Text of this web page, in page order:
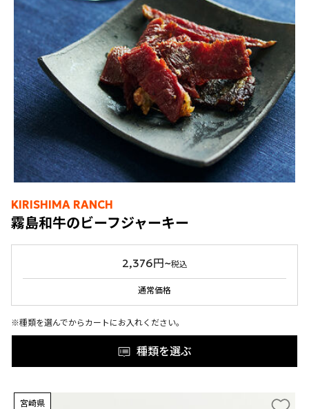
KIRISHIMA RANCH
霧島和牛のビーフジャーキー
2,376円~税込
通常価格
※種類を選んでからカートにお入れください。
種類を選ぶ
宮崎県